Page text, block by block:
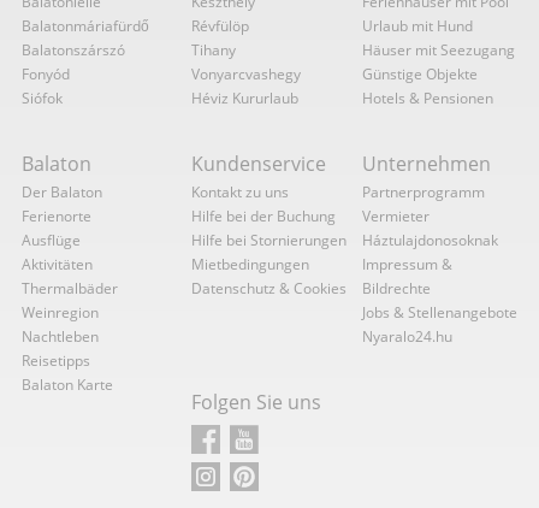
Balatonmáriafürdő
Balatonszárszó
Fonyód
Siófok
Révfülöp
Tihany
Vonyarcvashegy
Héviz Kururlaub
Urlaub mit Hund
Häuser mit Seezugang
Günstige Objekte
Hotels & Pensionen
Balaton
Der Balaton
Ferienorte
Ausflüge
Aktivitäten
Thermalbäder
Weinregion
Nachtleben
Reisetipps
Balaton Karte
Kundenservice
Kontakt zu uns
Hilfe bei der Buchung
Hilfe bei Stornierungen
Mietbedingungen
Datenschutz & Cookies
Unternehmen
Partnerprogramm
Vermieter
Háztulajdonosoknak
Impressum &
Bildrechte
Jobs & Stellenangebote
Nyaralo24.hu
Folgen Sie uns